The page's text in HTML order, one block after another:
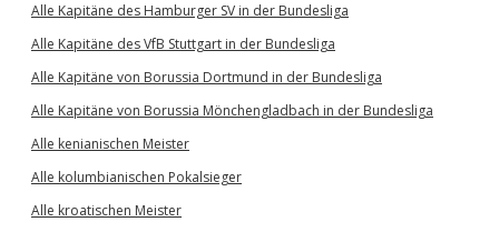
Alle Kapitäne des Hamburger SV in der Bundesliga
Alle Kapitäne des VfB Stuttgart in der Bundesliga
Alle Kapitäne von Borussia Dortmund in der Bundesliga
Alle Kapitäne von Borussia Mönchengladbach in der Bundesliga
Alle kenianischen Meister
Alle kolumbianischen Pokalsieger
Alle kroatischen Meister